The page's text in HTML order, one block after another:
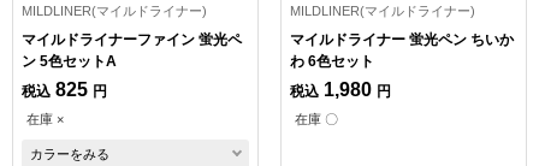
MILDLINER(マイルドライナー)
マイルドライナーファイン 蛍光ペ
ン 5色セットA
税込 825 円
在庫 ×
カラーをみる
MILDLINER(マイルドライナー)
マイルドライナー 蛍光ペン ちいか
わ 6色セット
税込 1,980 円
在庫 〇